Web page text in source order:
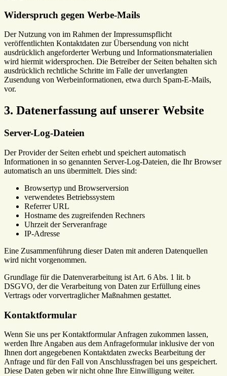
Widerspruch gegen Werbe-Mails
Der Nutzung von im Rahmen der Impressumspflicht
veröffentlichten Kontaktdaten zur Übersendung von nicht
ausdrücklich angeforderter Werbung und Informationsmaterialien
wird hiermit widersprochen. Die Betreiber der Seiten behalten sich
ausdrücklich rechtliche Schritte im Falle der unverlangten
Zusendung von Werbeinformationen, etwa durch Spam-E-Mails,
vor.
3. Datenerfassung auf unserer Website
Server-Log-Dateien
Der Provider der Seiten erhebt und speichert automatisch
Informationen in so genannten Server-Log-Dateien, die Ihr Browser
automatisch an uns übermittelt. Dies sind:
Browsertyp und Browserversion
verwendetes Betriebssystem
Referrer URL
Hostname des zugreifenden Rechners
Uhrzeit der Serveranfrage
IP-Adresse
Eine Zusammenführung dieser Daten mit anderen Datenquellen
wird nicht vorgenommen.
Grundlage für die Datenverarbeitung ist Art. 6 Abs. 1 lit. b
DSGVO, der die Verarbeitung von Daten zur Erfüllung eines
Vertrags oder vorvertraglicher Maßnahmen gestattet.
Kontaktformular
Wenn Sie uns per Kontaktformular Anfragen zukommen lassen,
werden Ihre Angaben aus dem Anfrageformular inklusive der von
Ihnen dort angegebenen Kontaktdaten zwecks Bearbeitung der
Anfrage und für den Fall von Anschlussfragen bei uns gespeichert.
Diese Daten geben wir nicht ohne Ihre Einwilligung weiter.